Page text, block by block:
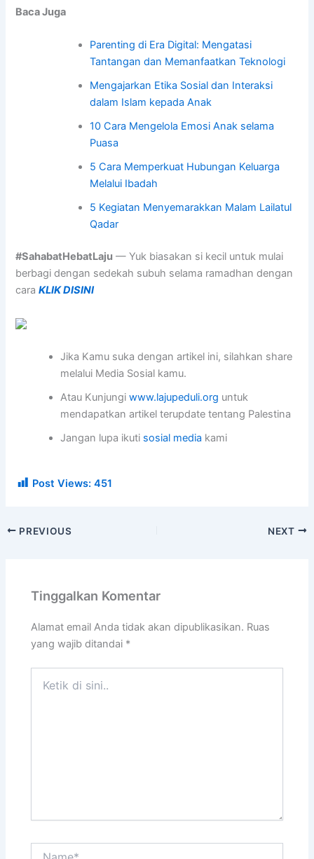
Baca Juga
Parenting di Era Digital: Mengatasi
Tantangan dan Memanfaatkan Teknologi
Mengajarkan Etika Sosial dan Interaksi
dalam Islam kepada Anak
10 Cara Mengelola Emosi Anak selama
Puasa
5 Cara Memperkuat Hubungan Keluarga
Melalui Ibadah
5 Kegiatan Menyemarakkan Malam Lailatul
Qadar
#SahabatHebatLaju — Yuk biasakan si kecil untuk mulai
berbagi dengan sedekah subuh selama ramadhan dengan
caraKLIK DISINI
Jika Kamu suka dengan artikel ini, silahkan share
melalui Media Sosial kamu.
Atau Kunjungiwww.lajupeduli.org untuk
mendapatkan artikel terupdate tentang Palestina
Jangan lupa ikuti sosial media kami
Post Views: 451
PREVIOUS NEXT
Tinggalkan Komentar
Alamat email Anda tidak akan dipublikasikan. Ruas
yang wajib ditandai *